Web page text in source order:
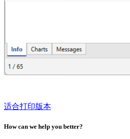
适合打印版本
How can we help you better?